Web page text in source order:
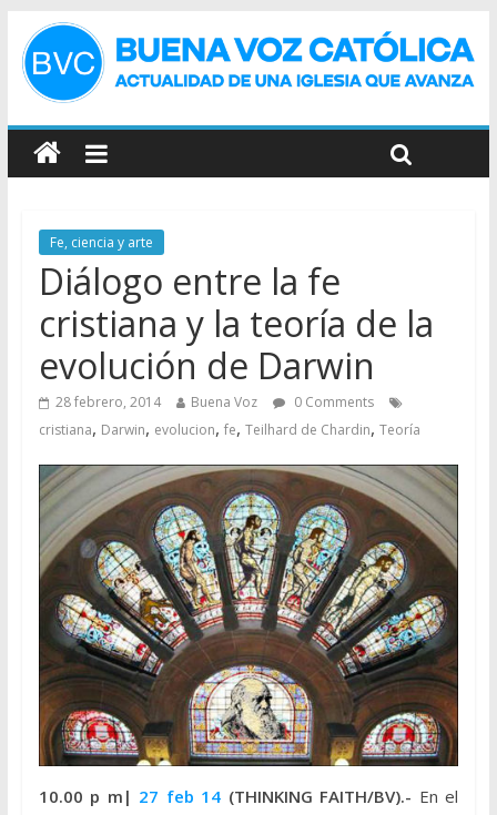
Fe, ciencia y arte
Diálogo entre la fe
cristiana y la teoría de la
evolución de Darwin
28 febrero, 2014 Buena Voz
0 Comments
cristiana, Darwin, evolucion, fe, Teilhard de Chardin, Teoría
10.00 p m| 27 feb 14 (THINKING FAITH/BV).- En el